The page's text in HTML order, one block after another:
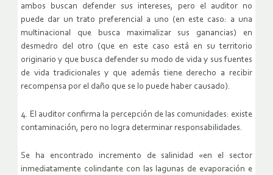
ambos buscan defender sus intereses, pero el auditor no
puede dar un trato preferencial a uno (en este caso: a una
multinacional que busca maximalizar sus ganancias) en
desmedro del otro (que en este caso está en su territorio
originario y que busca defender su modo de vida y sus fuentes
de vida tradicionales y que además tiene derecho a recibir
recompensa por el daño que se lo puede haber causado).
4. El auditor confirma la percepción de las comunidades: existe
contaminación, pero no logra determinar responsabilidades.
Se ha encontrado incremento de salinidad «en el sector
inmediatamente colindante con las lagunas de evaporación e